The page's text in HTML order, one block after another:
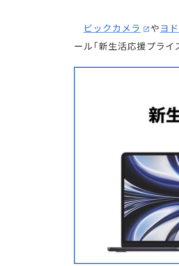
ビックカメラ やヨ
ール「新生活応援プラ